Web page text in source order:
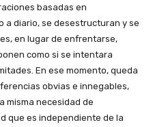
basadas en
a diario, se desestructuran y se
en lugar de enfrentarse,
como si se intentara
En ese momento, queda
obvias e innegables,
misma necesidad de
que es independiente de la